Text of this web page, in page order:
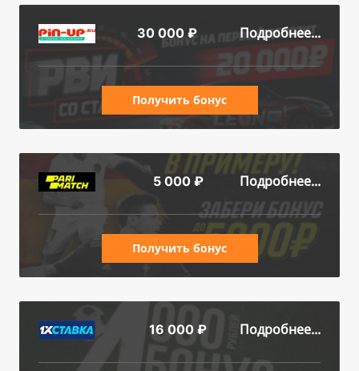
30 000 ₽ Подробнее...
Получить бонус
5 000 ₽ Подробнее...
Получить бонус
16 000 ₽ Подробнее...